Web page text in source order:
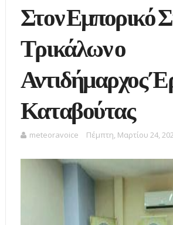
Στον Εμπορικό
Τρικάλων ο
Αντιδήμαρχος
Καταβούτας
meteoravoice Πέμπτη, Μαρτίου 24,